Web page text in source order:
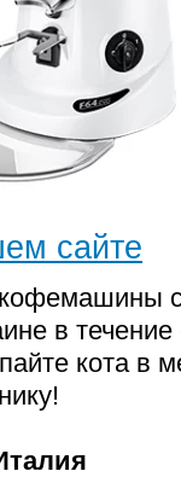
сайте
с
в течение
кота в